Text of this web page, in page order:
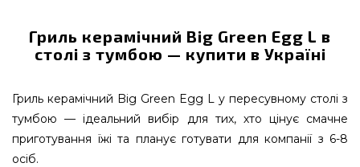
Гриль керамічний Big Green Egg L в
столі з тумбою — купити в Україні
Гриль керамічний Big Green Egg L у пересувному столі з
тумбою — ідеальний вибір для тих, хто цінує смачне
приготування їжі та планує готувати для компанії з 6-8
осіб.